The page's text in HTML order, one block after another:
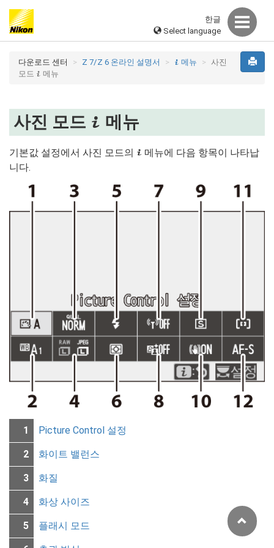
한글
Select language
다운로드 센터 Z 7/Z 6 온라인 설명서 i 메뉴
사진
모드 i 메뉴
사진 모드 i 메뉴
기본값 설정에서 사진 모드의 i 메뉴에 다음 항목이 나타납
니다.
1 Picture Control 설정
2 화이트 밸런스
3 화질
4 화상 사이즈
5 플래시 모드